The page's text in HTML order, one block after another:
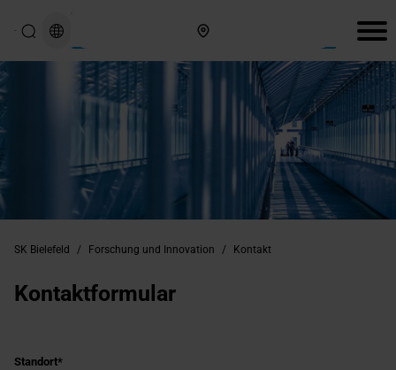
SK Bielefeld / Forschung und Innovation / Kontakt
Kontaktformular
Standort